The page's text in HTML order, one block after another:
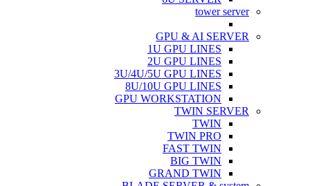
tower server
GPU & AI SERVER
1U GPU LINES
2U GPU LINES
3U/4U/5U GPU LINES
8U/10U GPU LINES
GPU WORKSTATION
TWIN SERVER
TWIN
TWIN PRO
FAST TWIN
BIG TWIN
GRAND TWIN